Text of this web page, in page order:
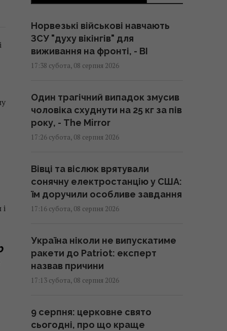
Норвезькі військові навчають
ЗСУ "духу вікінгів" для
виживання на фронті, - BI
17:38 субота, 08 серпня 2026
Один трагічний випадок змусив
чоловіка схуднути на 25 кг за пів
року, - The Mirror
17:26 субота, 08 серпня 2026
Вівці та віслюк врятували
сонячну електростанцію у США:
їм доручили особливе завдання
17:16 субота, 08 серпня 2026
Україна ніколи не випускатиме
ракети до Patriot: експерт
назвав причини
17:13 субота, 08 серпня 2026
9 серпня: церковне свято
сьогодні, про що краще